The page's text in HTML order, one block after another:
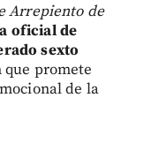
Arrepiento de
oficial de
sexto
promete
de la